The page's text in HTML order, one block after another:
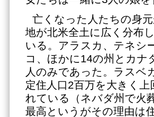
亡くなった人たちの身
地が北米全土に広く分布
いる。アラスカ、テネシ
コ、ほかに14の州とカナ
人のみであった。ラスベ
定住人口2百万を大きく
れている（ネバダ州で火
最高というがその理由は